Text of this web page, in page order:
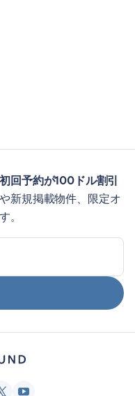
回予約が100ドル割引
新規掲載物件、限定オ
。